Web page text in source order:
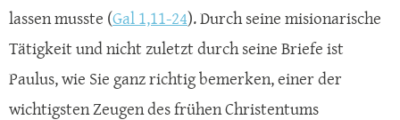
lassen musste (Gal 1,11-24). Durch seine misionarische
Tätigkeit und nicht zuletzt durch seine Briefe ist
Paulus, wie Sie ganz richtig bemerken, einer der
wichtigsten Zeugen des frühen Christentums